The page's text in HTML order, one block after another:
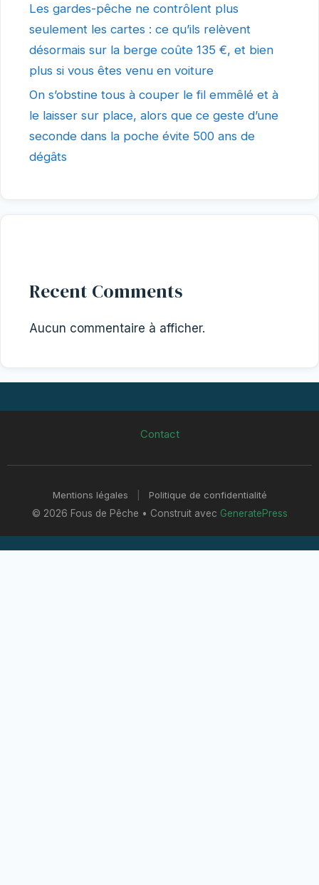
Les gardes-pêche ne contrôlent plus
seulement les cartes : ce qu’ils relèvent
désormais sur la berge coûte 135 €, et bien
plus si vous êtes venu en voiture
On s’obstine tous à couper le fil emmêlé et à
le laisser sur place, alors que ce geste d’une
seconde dans la poche évite 500 ans de
dégâts
Recent Comments
Aucun commentaire à afficher.
Contact
Mentions légales
Politique de confidentialité
© 2026 Fous de Pêche • Construit avec GeneratePress